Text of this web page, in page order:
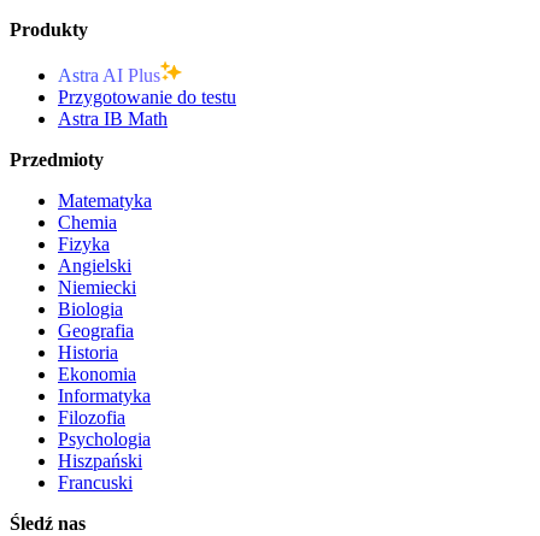
Produkty
Astra AI Plus
Przygotowanie do testu
Astra IB Math
Przedmioty
Matematyka
Chemia
Fizyka
Angielski
Niemiecki
Biologia
Geografia
Historia
Ekonomia
Informatyka
Filozofia
Psychologia
Hiszpański
Francuski
Śledź nas